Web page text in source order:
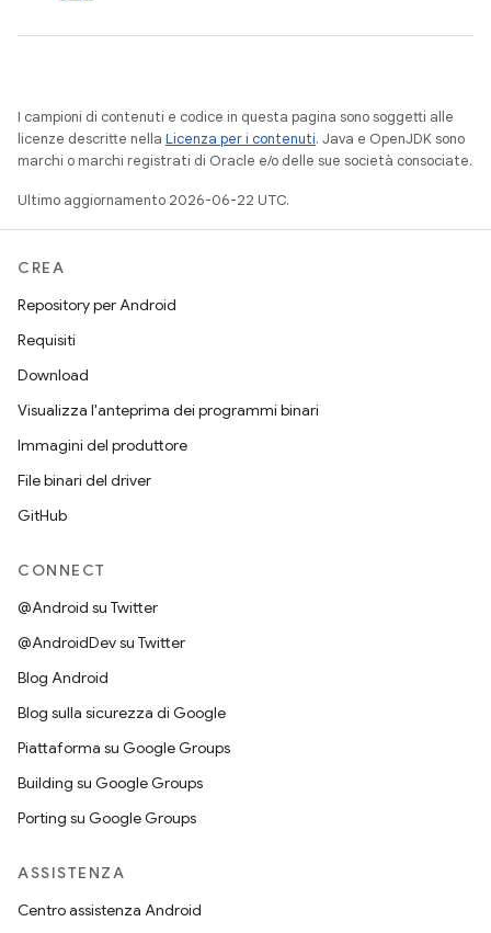
I campioni di contenuti e codice in questa pagina sono soggetti alle
licenze descritte nella Licenza per i contenuti. Java e OpenJDK sono
marchi o marchi registrati di Oracle e/o delle sue società consociate.
Ultimo aggiornamento 2026-06-22 UTC.
CREA
Repository per Android
Requisiti
Download
Visualizza l'anteprima dei programmi binari
Immagini del produttore
File binari del driver
GitHub
CONNECT
@Android su Twitter
@AndroidDev su Twitter
Blog Android
Blog sulla sicurezza di Google
Piattaforma su Google Groups
Building su Google Groups
Porting su Google Groups
ASSISTENZA
Centro assistenza Android